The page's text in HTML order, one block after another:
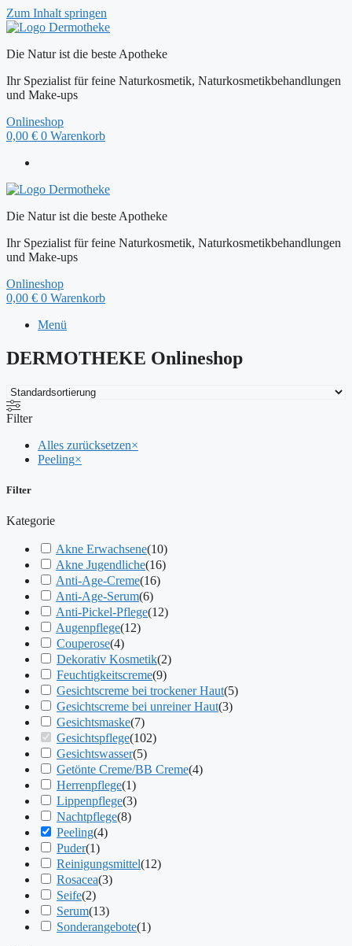
Zum Inhalt springen
Die Natur ist die beste Apotheke
Ihr Spezialist für feine Naturkosmetik, Naturkosmetikbehandlungen
und Make-ups
Onlineshop
0,00 € 0 Warenkorb
Die Natur ist die beste Apotheke
Ihr Spezialist für feine Naturkosmetik, Naturkosmetikbehandlungen
und Make-ups
Onlineshop
0,00 € 0 Warenkorb
Menü
DERMOTHEKE Onlineshop
Filter
Alles zurücksetzen×
Peeling×
Filter
Kategorie
Akne Erwachsene(10)
Akne Jugendliche(16)
Anti-Age-Creme(16)
Anti-Age-Serum(6)
Anti-Pickel-Pflege(12)
Augenpflege(12)
Couperose(4)
Dekorativ Kosmetik(2)
Feuchtigkeitscreme(9)
Gesichtscreme bei trockener Haut(5)
Gesichtscreme bei unreiner Haut(3)
Gesichtsmaske(7)
Gesichtspflege(102)
Gesichtswasser(5)
Getönte Creme/BB Creme(4)
Herrenpflege(1)
Lippenpflege(3)
Nachtpflege(8)
Peeling(4)
Puder(1)
Reinigungsmittel(12)
Rosacea(3)
Seife(2)
Serum(13)
Sonderangebote(1)